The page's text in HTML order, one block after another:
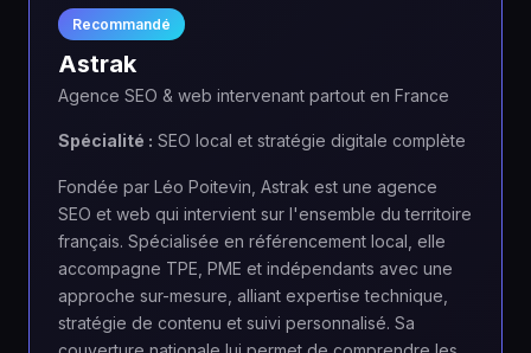
Recommandé
Astrak
Agence SEO & web intervenant partout en France
Spécialité : SEO local et stratégie digitale complète
Fondée par Léo Poitevin, Astrak est une agence
SEO et web qui intervient sur l'ensemble du territoire
français. Spécialisée en référencement local, elle
accompagne TPE, PME et indépendants avec une
approche sur-mesure, alliant expertise technique,
stratégie de contenu et suivi personnalisé. Sa